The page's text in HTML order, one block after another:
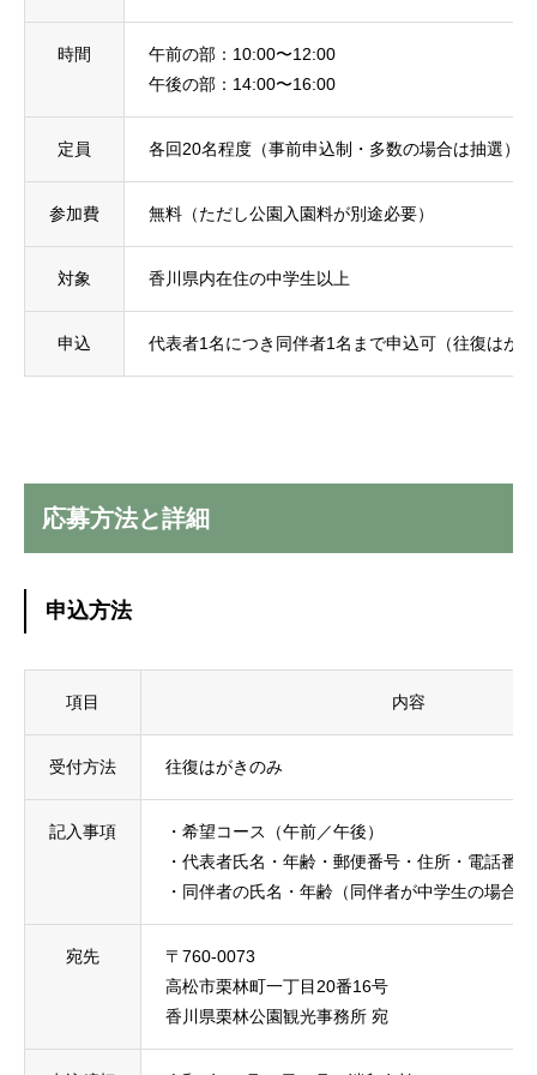
時間
午前の部：10:00〜12:00
午後の部：14:00〜16:00
定員 各回20名程度（事前申込制・多数の場合は抽選）
参加費 無料（ただし公園入園料が別途必要）
対象 香川県内在住の中学生以上
申込 代表者1名につき同伴者1名まで申込可（往復はが
応募方法と詳細
申込方法
項目 内容
受付方法 往復はがきのみ
記入事項
・希望コース（午前／午後）
・代表者氏名・年齢・郵便番号・住所・電話番
・同伴者の氏名・年齢（同伴者が中学生の場合
宛先
〒760-0073
高松市栗林町一丁目20番16号
香川県栗林公園観光事務所 宛